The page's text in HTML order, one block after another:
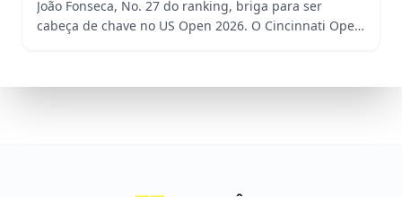
João Fonseca, No. 27 do ranking, briga para ser
cabeça de chave no US Open 2026. O Cincinnati Open